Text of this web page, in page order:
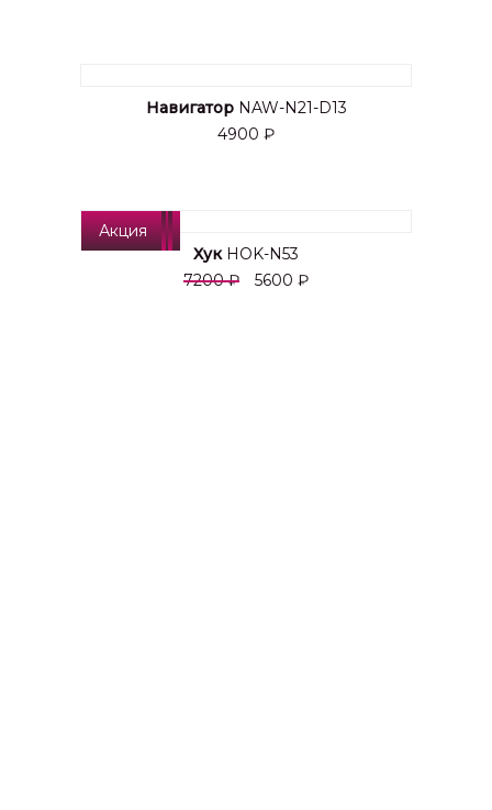
НавигаторNAW-N21-D13
4900 ₽
ХукHOK-N53
7200 ₽
5600 ₽
Акция